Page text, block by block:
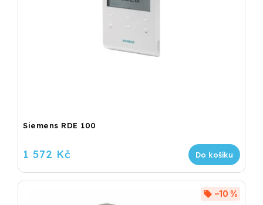
Siemens RDE 100
1 572 Kč Do košíku
–10 %